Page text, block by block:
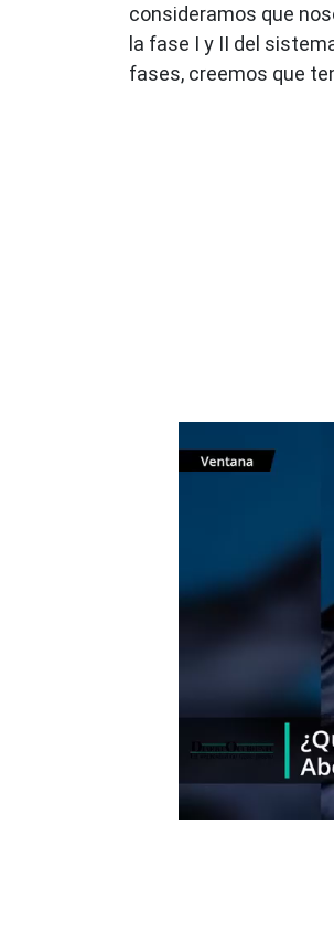
consideramos que
la fase I y II del
fases, creemos que